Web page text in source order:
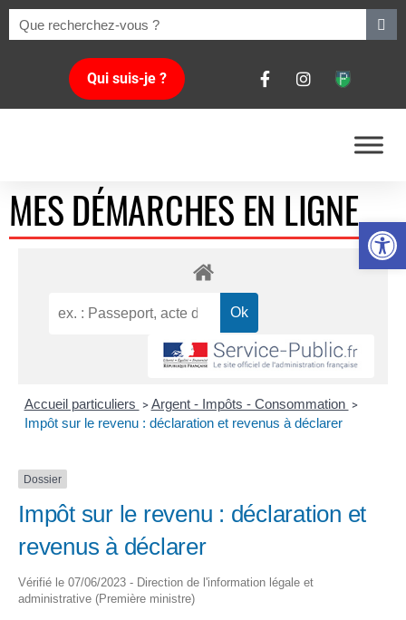
Ouvrir
Qui suis-je ?
MES DÉMARCHES EN LIGNE
Accueil particuliers > Argent - Impôts - Consommation >
Impôt sur le revenu : déclaration et revenus à déclarer
Dossier
Impôt sur le revenu : déclaration et
revenus à déclarer
Vérifié le 07/06/2023 - Direction de l'information légale et
administrative (Première ministre)